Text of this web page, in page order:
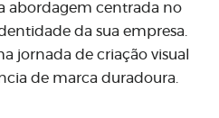
abordagem centrada no
da sua empresa.
jornada de criação visual
de marca duradoura.